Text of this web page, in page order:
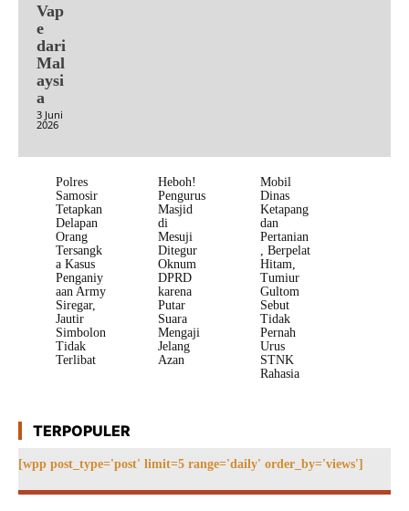
Vap
e
dari
Mal
aysi
a
3 Juni
2026
Polres
Samosir
Tetapkan
Delapan
Orang
Tersangk
a Kasus
Penganiy
aan Army
Siregar,
Jautir
Simbolon
Tidak
Terlibat
Heboh!
Pengurus
Masjid
di
Mesuji
Ditegur
Oknum
DPRD
karena
Putar
Suara
Mengaji
Jelang
Azan
Mobil
Dinas
Ketapang
dan
Pertanian
, Berpelat
Hitam,
Tumiur
Gultom
Sebut
Tidak
Pernah
Urus
STNK
Rahasia
TERPOPULER
[wpp post_type='post' limit=5 range='daily' order_by='views']